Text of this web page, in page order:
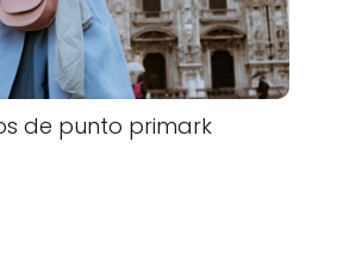
de punto primark